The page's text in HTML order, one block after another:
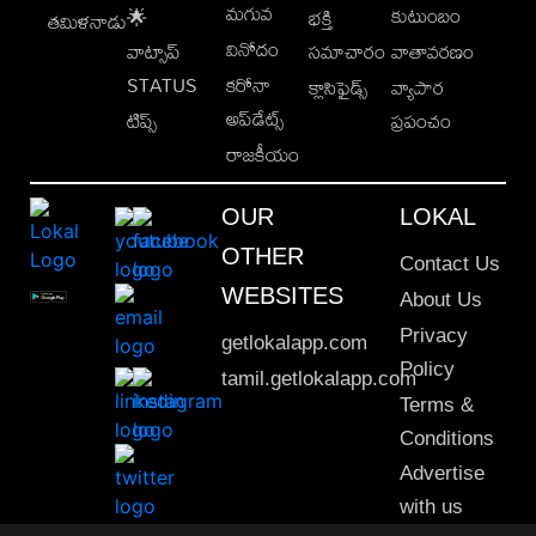
తమిళనాడు🌟
వాట్సాప్
STATUS
టిప్స్
మగువ
వినోదం
కరోనా
అప్‌డేట్స్
రాజకీయం
భక్తి
సమాచారం
క్లాసిఫైడ్స్
కుటుంబం
వాతావరణం
వ్యాపార
ప్రపంచం
OUR
OTHER
WEBSITES
getlokalapp.com
tamil.getlokalapp.com
LOKAL
Contact Us
About Us
Privacy
Policy
Terms &
Conditions
Advertise
with us